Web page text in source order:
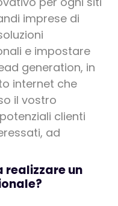
imprese di
e impostare
generation, in
internet che
il vostro
clienti
ad
realizzare un